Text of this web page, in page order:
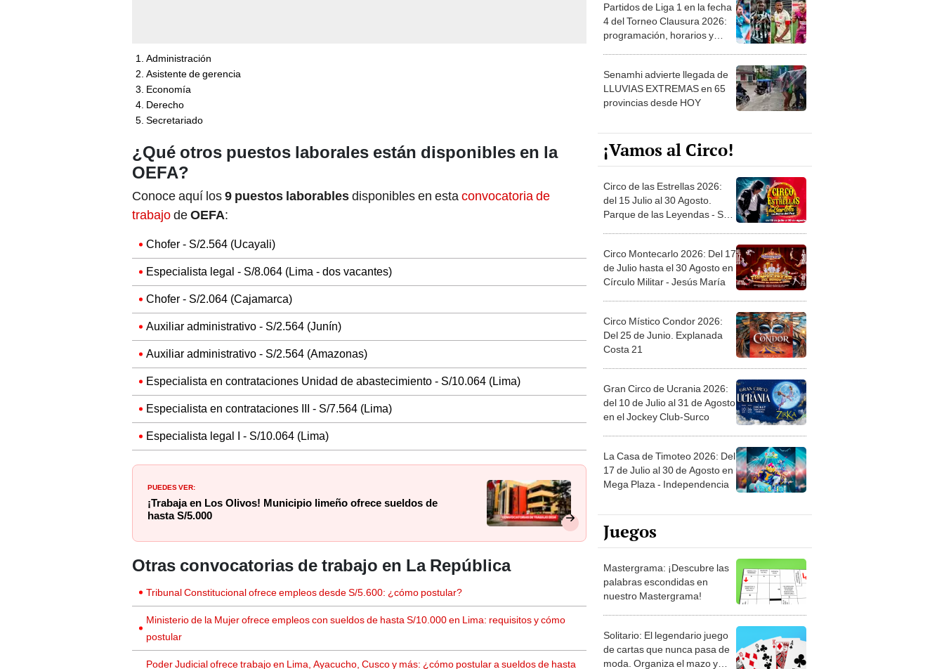
Administración
Asistente de gerencia
Economía
Derecho
Secretariado
¿Qué otros puestos laborales están disponibles en la
OEFA?
Conoce aquí los9 puestos laborablesdisponibles en esta convocatoria de
trabajodeOEFA:
Chofer - S/2.564 (Ucayali)
Especialista legal - S/8.064 (Lima - dos vacantes)
Chofer - S/2.064 (Cajamarca)
Auxiliar administrativo - S/2.564 (Junín)
Auxiliar administrativo - S/2.564 (Amazonas)
Especialista en contrataciones Unidad de abastecimiento - S/10.064 (Lima)
Especialista en contrataciones III - S/7.564 (Lima)
Especialista legal I - S/10.064 (Lima)
PUEDES VER:
¡Trabaja en Los Olivos! Municipio limeño ofrece sueldos de
hasta S/5.000
Otras convocatorias de trabajo en La República
Tribunal Constitucional ofrece empleos desde S/5.600: ¿cómo postular?
Ministerio de la Mujer ofrece empleos con sueldos de hasta S/10.000 en Lima: requisitos y cómo
postular
Poder Judicial ofrece trabajo en Lima, Ayacucho, Cusco y más: ¿cómo postular a sueldos de hasta
Partidos de Liga 1 en la fecha
4 del Torneo Clausura 2026:
programación, horarios y
Senamhi advierte llegada de
LLUVIAS EXTREMAS en 65
provincias desde HOY
¡Vamos al Circo!
Circo de las Estrellas 2026:
del 15 Julio al 30 Agosto.
Parque de las Leyendas - San
Circo Montecarlo 2026: Del 17
de Julio hasta el 30 Agosto en
Círculo Militar - Jesús María
Circo Místico Condor 2026:
Del 25 de Junio. Explanada
Costa 21
Gran Circo de Ucrania 2026:
del 10 de Julio al 31 de Agosto
en el Jockey Club-Surco
La Casa de Timoteo 2026: Del
17 de Julio al 30 de Agosto en
Mega Plaza - Independencia
Juegos
Mastergrama: ¡Descubre las
palabras escondidas en
nuestro Mastergrama!
Solitario: El legendario juego
de cartas que nunca pasa de
moda. Organiza el mazo y